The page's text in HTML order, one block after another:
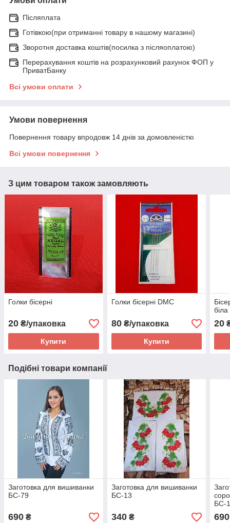
Післяплата
Готівкою(при отриманні товару в нашому магазині)
Зворотня доставка коштів(посилка з післяоплатою)
Перерахування коштів на розрахунковий рахунок ФОП у
ПриватБанку
Всі умови оплати
Умови повернення
Повернення товару впродовж 14 днів за домовленістю
Всі умови повернення
З цим товаром також замовляють
Голки бісерні
20 ₴/упаковка
Купити
Голки бісерні DMC
80₴/упаковка
Купити
біла
20
Подібні товари компанії
Заготовка для вишиванки
БС-79
690 ₴
Заготовка для вишиванки
БС-13
340₴
БС-
690